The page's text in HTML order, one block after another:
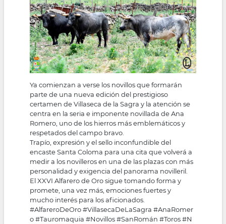
Ya comienzan a verse los novillos que formarán
parte de una nueva edición del prestigioso
certamen de Villaseca de la Sagra y la atención se
centra en la seria e imponente novillada de Ana
Romero, uno de los hierros más emblemáticos y
respetados del campo bravo.
Trapío, expresión y el sello inconfundible del
encaste Santa Coloma para una cita que volverá a
medir a los novilleros en una de las plazas con más
personalidad y exigencia del panorama novilleril.
El XXVI Alfarero de Oro sigue tomando forma y
promete, una vez más, emociones fuertes y
mucho interés para los aficionados.
#AlfareroDeOro#VillasecaDeLaSagra #AnaRomer
o#Tauromaquia #Novillos#SanRomán #Toros#N